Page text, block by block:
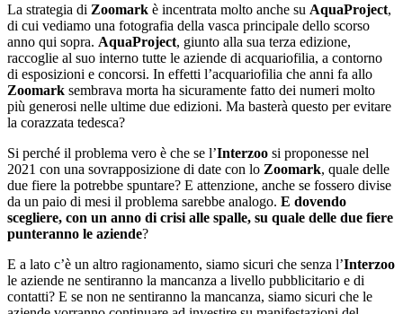
La strategia di Zoomark è incentrata molto anche su AquaProject,
di cui vediamo una fotografia della vasca principale dello scorso
anno qui sopra. AquaProject, giunto alla sua terza edizione,
raccoglie al suo interno tutte le aziende di acquariofilia, a contorno
di esposizioni e concorsi. In effetti l’acquariofilia che anni fa allo
Zoomark sembrava morta ha sicuramente fatto dei numeri molto
più generosi nelle ultime due edizioni. Ma basterà questo per evitare
la corazzata tedesca?
Si perché il problema vero è che se l’Interzoo si proponesse nel
2021 con una sovrapposizione di date con lo Zoomark, quale delle
due fiere la potrebbe spuntare? E attenzione, anche se fossero divise
da un paio di mesi il problema sarebbe analogo. E dovendo
scegliere, con un anno di crisi alle spalle, su quale delle due fiere
punteranno le aziende?
E a lato c’è un altro ragionamento, siamo sicuri che senza l’Interzoo
le aziende ne sentiranno la mancanza a livello pubblicitario e di
contatti? E se non ne sentiranno la mancanza, siamo sicuri che le